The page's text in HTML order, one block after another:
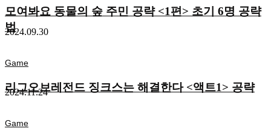
모여봐요 동물의 숲 주민 공략 <1편> 초기 6명 공략
법
2024.09.30
Game
리그오브레전드 징크스는 해결한다 <액트1> 공략
2024.11.24
Game